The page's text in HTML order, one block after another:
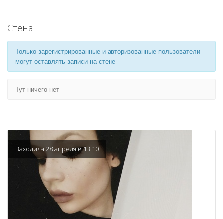
Стена
Только зарегистрированные и авторизованные пользователи
могут оставлять записи на стене
Тут ничего нет
Заходила 28 апреля в 13:10